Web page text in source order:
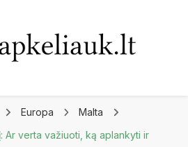
Europa
Malta
Ar verta važiuoti, ką aplankyti ir